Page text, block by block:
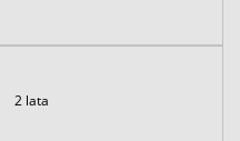
2 lata